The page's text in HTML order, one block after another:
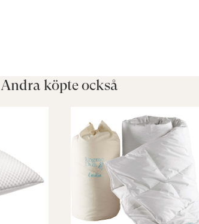
Andra köpte också